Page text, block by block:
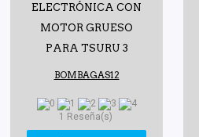
ELECTRÓNICA CON
MOTOR GRUESO
PARA TSURU 3
BOMBAGAS12
1 Reseña(s)